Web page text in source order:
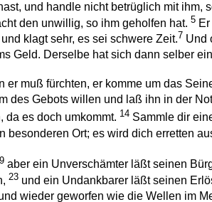
und handle nicht betrüglich mit ihm,
den unwillig, so ihm geholfen hat. 5
klagt sehr, es sei schwere Zeit.7 Und
Geld. Derselbe hat sich dann selber
muß fürchten, er komme um das
des Gebots willen und laß ihn in der
da es doch umkommt. 14 Sammle dir
besonderen Ort; es wird dich erretten
aber ein Unverschämter läßt seinen
23 und ein Undankbarer läßt seinen
wieder geworfen wie die Wellen im